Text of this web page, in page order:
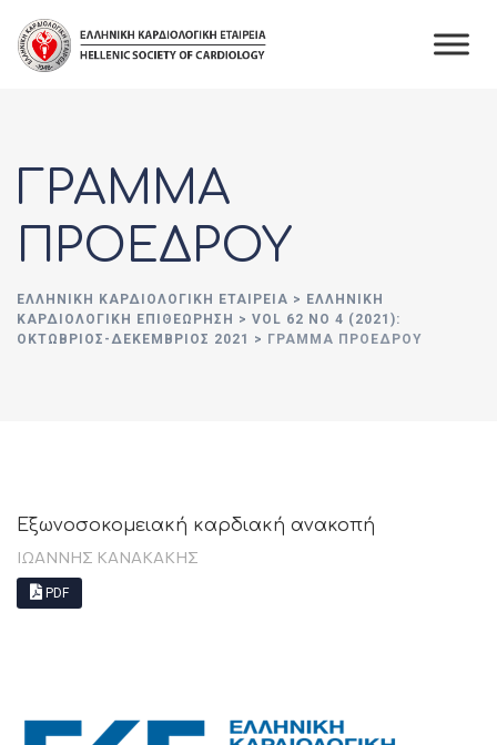
content
ΓΡΑΜΜΑ
ΠΡΟΕΔΡΟΥ
ΕΛΛΗΝΙΚΉ ΚΑΡΔΙΟΛΟΓΙΚΉ ΕΤΑΙΡΕΊΑ > ΕΛΛΗΝΙΚΗ
ΚΑΡΔΙΟΛΟΓΙΚΗ ΕΠΙΘΕΩΡΗΣΗ > VOL 62 NO 4 (2021):
ΟΚΤΩΒΡΙΟΣ-ΔΕΚΕΜΒΡΙΟΣ 2021
> ΓΡΑΜΜΑ ΠΡΟΕΔΡΟΥ
Εξωνοσοκομειακή καρδιακή ανακοπή
ΙΩΑΝΝΗΣ ΚΑΝΑΚΑΚΗΣ
PDF